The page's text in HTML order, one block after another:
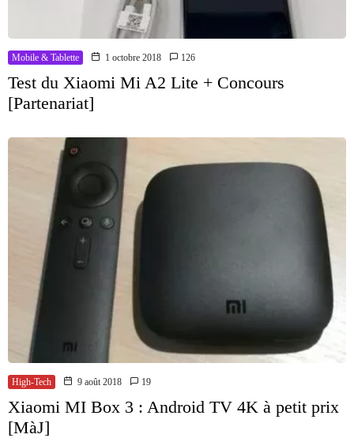
Mobile & Tablette 1 octobre 2018 126
Test du Xiaomi Mi A2 Lite + Concours
[Partenariat]
High-Tech 9 août 2018 19
Xiaomi MI Box 3 : Android TV 4K à petit prix
[MàJ]